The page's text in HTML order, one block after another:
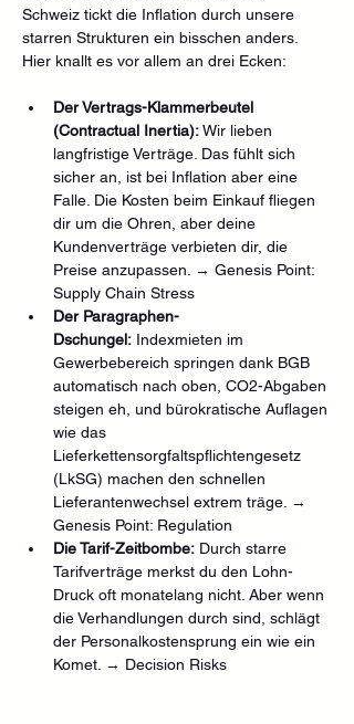
Schweiz tickt die Inflation durch unsere
starren Strukturen ein bisschen anders.
Hier knallt es vor allem an drei Ecken:
Der Vertrags-Klammerbeutel
(Contractual Inertia): Wir lieben
langfristige Verträge. Das fühlt sich
sicher an, ist bei Inflation aber eine
Falle. Die Kosten beim Einkauf fliegen
dir um die Ohren, aber deine
Kundenverträge verbieten dir, die
Preise anzupassen. → Genesis Point:
Supply Chain Stress
Der Paragraphen-
Dschungel: Indexmieten im
Gewerbebereich springen dank BGB
automatisch nach oben, CO2-Abgaben
steigen eh, und bürokratische Auflagen
wie das
Lieferkettensorgfaltspflichtengesetz
(LkSG) machen den schnellen
Lieferantenwechsel extrem träge. →
Genesis Point: Regulation
Die Tarif-Zeitbombe: Durch starre
Tarifverträge merkst du den Lohn-
Druck oft monatelang nicht. Aber wenn
die Verhandlungen durch sind, schlägt
der Personalkostensprung ein wie ein
Komet. → Decision Risks